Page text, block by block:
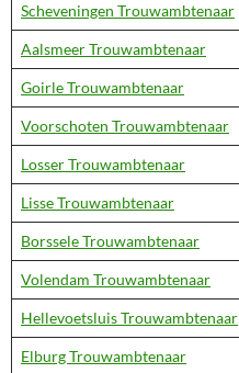
Scheveningen Trouwambtenaar
Aalsmeer Trouwambtenaar
Goirle Trouwambtenaar
Voorschoten Trouwambtenaar
Losser Trouwambtenaar
Lisse Trouwambtenaar
Borssele Trouwambtenaar
Volendam Trouwambtenaar
Hellevoetsluis Trouwambtenaar
Elburg Trouwambtenaar